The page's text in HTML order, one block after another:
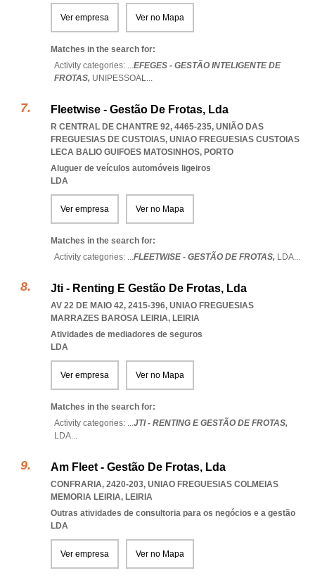
Ver empresa Ver no Mapa
Matches in the search for:
Activity categories: ...EFEGES - GESTÃO INTELIGENTE DE
FROTAS, UNIPESSOAL...
Fleetwise - Gestão De Frotas, Lda
R CENTRAL DE CHANTRE 92, 4465-235, UNIÃO DAS
FREGUESIAS DE CUSTOIAS, UNIAO FREGUESIAS CUSTOIAS
LECA BALIO GUIFOES MATOSINHOS, PORTO
Aluguer de veículos automóveis ligeiros
LDA
Ver empresa Ver no Mapa
Matches in the search for:
Activity categories: ...FLEETWISE - GESTÃO DE FROTAS, LDA...
Jti - Renting E Gestão De Frotas, Lda
AV 22 DE MAIO 42, 2415-396, UNIAO FREGUESIAS
MARRAZES BAROSA LEIRIA, LEIRIA
Atividades de mediadores de seguros
LDA
Ver empresa Ver no Mapa
Matches in the search for:
Activity categories: ...JTI - RENTING E GESTÃO DE FROTAS,
LDA...
Am Fleet - Gestão De Frotas, Lda
CONFRARIA, 2420-203, UNIAO FREGUESIAS COLMEIAS
MEMORIA LEIRIA, LEIRIA
Outras atividades de consultoria para os negócios e a gestão
LDA
Ver empresa Ver no Mapa